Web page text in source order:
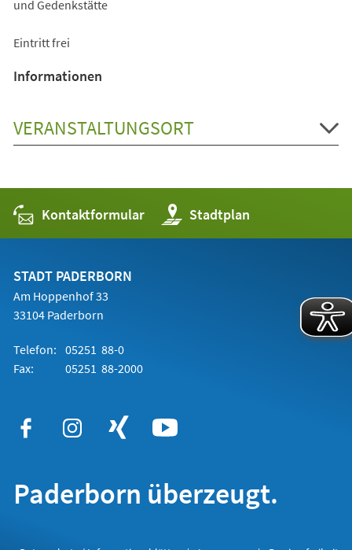
und Gedenkstätte
Eintritt frei
Informationen
VERANSTALTUNGSORT
Kontaktformular Stadtplan
(Öffnet
in
einem
STADT PADERBORN
Am Hoppenhof 33
33104 Paderborn
Telefon: 05251 88-0
Fax:
05251 88-2000
Paderborn überzeugt.